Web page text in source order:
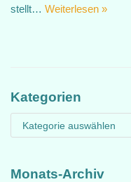
stellt… Weiterlesen »
Kategorien
Monats-Archiv